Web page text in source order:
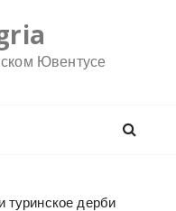
Ювентусе
дерби